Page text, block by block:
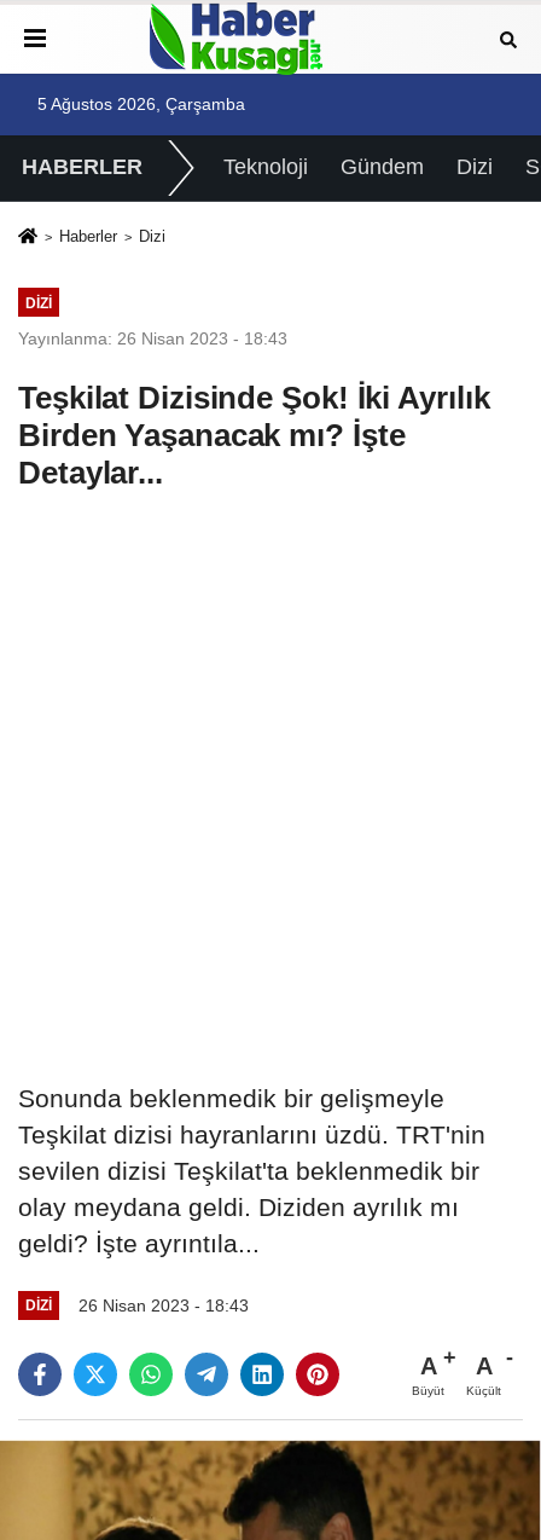
5 Ağustos 2026, Çarşamba
HABERLER Teknoloji Gündem Dizi
Haberler Dizi
DIZI
Yayınlanma: 26 Nisan 2023 - 18:43
Teşkilat Dizisinde Şok! İki Ayrılık
Birden Yaşanacak mı? İşte
Detaylar...
Sonunda beklenmedik bir gelişmeyle
Teşkilat dizisi hayranlarını üzdü. TRT'nin
sevilen dizisi Teşkilat'ta beklenmedik bir
olay meydana geldi. Diziden ayrılık mı
geldi? İşte ayrıntıla...
DIZI 26 Nisan 2023 - 18:43
A
Büyüt
A
Küçült